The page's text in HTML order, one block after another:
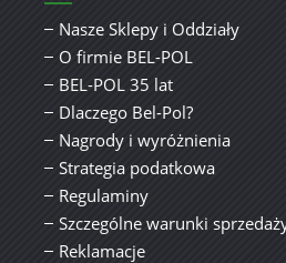
Nasze Sklepy i Oddziały
O firmie BEL-POL
BEL-POL 35 lat
Dlaczego Bel-Pol?
Nagrody i wyróżnienia
Strategia podatkowa
Regulaminy
Szczególne warunki
Reklamacje